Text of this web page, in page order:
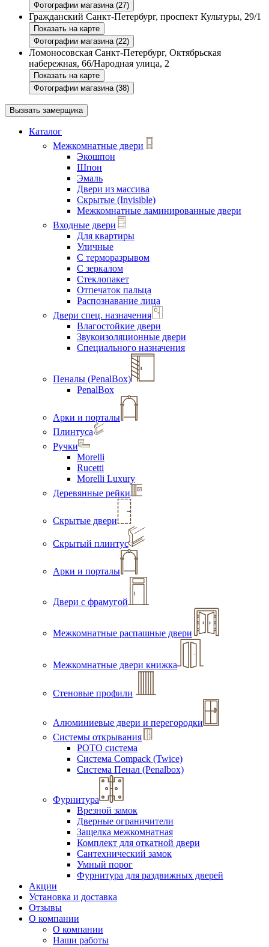
Фотографии магазина (27)
Гражданский Санкт-Петербург, проспект Культуры, 29/1
Показать на карте
Фотографии магазина (22)
Ломоносовская Санкт-Петербург, Октябрьская
набережная, 66/Народная улица, 2
Показать на карте
Фотографии магазина (38)
Вызвать замерщика
Каталог
Межкомнатные двери
Экошпон
Шпон
Эмаль
Двери из массива
Скрытые (Invisible)
Межкомнатные ламинированные двери
Входные двери
Для квартиры
Уличные
С терморазрывом
С зеркалом
Стеклопакет
Отпечаток пальца
Распознавание лица
Двери спец. назначения
Влагостойкие двери
Звукоизоляционные двери
Специального назначения
Пеналы (PenalBox)
PenalBox
Арки и порталы
Плинтуса
Ручки
Morelli
Rucetti
Morelli Luxury
Деревянные рейки
Скрытые двери
Скрытый плинтус
Арки и порталы
Двери с фрамугой
Межкомнатные распашные двери
Межкомнатные двери книжка
Стеновые профили
Алюминиевые двери и перегородки
Системы открывания
РОТО система
Система Compack (Twice)
Система Пенал (Penalbox)
Фурнитура
Врезной замок
Дверные ограничители
Защелка межкомнатная
Комплект для откатной двери
Сантехнический замок
Умный порог
Фурнитура для раздвижных дверей
Акции
Установка и доставка
Отзывы
О компании
О компании
Наши работы